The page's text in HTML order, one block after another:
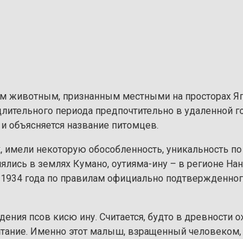
признанным местными на просторах
периода предпочтительно в удаленной
объясняется название питомцев.
некоторую обособленность, уникальность
в землях Кумано, оутияма-ину – в регионе
года по правилам официально
псов кисю ину. Считается, будто в
Именно этот малыш, взращенный